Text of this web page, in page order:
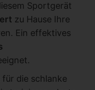
Sportgerät
zu Hause Ihre
Ein effektives
die schlanke